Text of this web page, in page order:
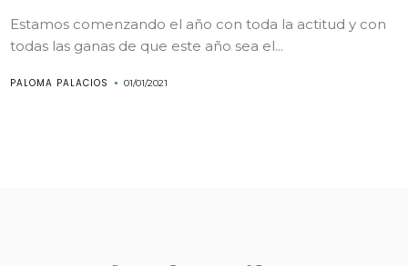
Estamos comenzando el año con toda la actitud y con
todas las ganas de que este año sea el...
PALOMA PALACIOS 01/01/2021